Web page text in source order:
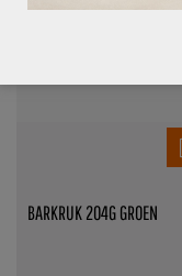
BARKRUK 204G GROEN